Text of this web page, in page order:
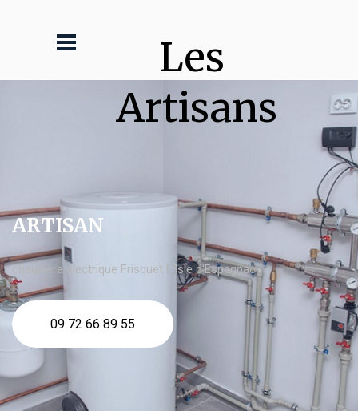
Les
Artisans
ARTISAN
chaudière électrique Frisquet L'Isle d'Espagnac
09 72 66 89 55